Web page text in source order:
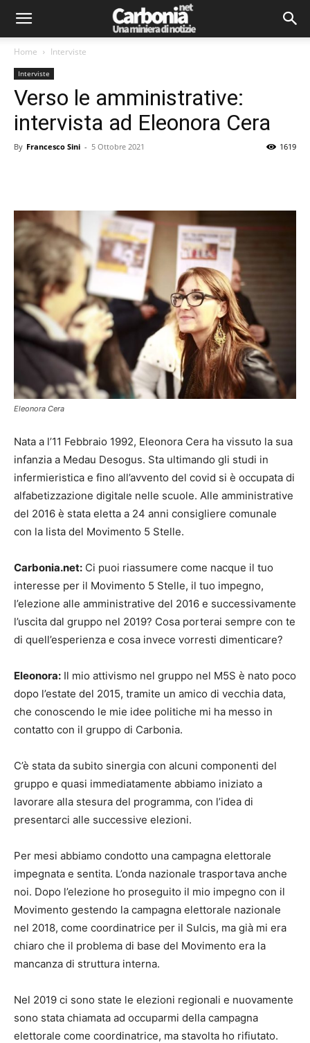
Home Interviste
Interviste
Verso le amministrative:
intervista ad Eleonora Cera
By Francesco Sini - 5 Ottobre 2021 1619
Eleonora Cera
Nata a l’11 Febbraio 1992, Eleonora Cera ha vissuto la sua
infanzia a Medau Desogus. Sta ultimando gli studi in
infermieristica e fino all’avvento del covid si è occupata di
alfabetizzazione digitale nelle scuole. Alle amministrative
del 2016 è stata eletta a 24 anni consigliere comunale
con la lista del Movimento 5 Stelle.
Carbonia.net: Ci puoi riassumere come nacque il tuo
interesse per il Movimento 5 Stelle, il tuo impegno,
l’elezione alle amministrative del 2016 e successivamente
l’uscita dal gruppo nel 2019? Cosa porterai sempre con te
di quell’esperienza e cosa invece vorresti dimenticare?
Eleonora: Il mio attivismo nel gruppo nel M5S è nato poco
dopo l’estate del 2015, tramite un amico di vecchia data,
che conoscendo le mie idee politiche mi ha messo in
contatto con il gruppo di Carbonia.
C’è stata da subito sinergia con alcuni componenti del
gruppo e quasi immediatamente abbiamo iniziato a
lavorare alla stesura del programma, con l’idea di
presentarci alle successive elezioni.
Per mesi abbiamo condotto una campagna elettorale
impegnata e sentita. L’onda nazionale trasportava anche
noi. Dopo l’elezione ho proseguito il mio impegno con il
Movimento gestendo la campagna elettorale nazionale
nel 2018, come coordinatrice per il Sulcis, ma già mi era
chiaro che il problema di base del Movimento era la
mancanza di struttura interna.
Nel 2019 ci sono state le elezioni regionali e nuovamente
sono stata chiamata ad occuparmi della campagna
elettorale come coordinatrice, ma stavolta ho rifiutato.